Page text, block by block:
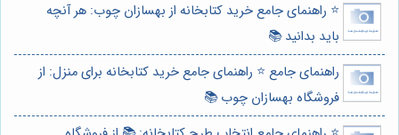
⭐️ راهنمای جامع خرید کتابخانه از بهسازان چوب: هر آنچه
باید بدانید 📚
راهنمای جامع ⭐️ راهنمای جامع خرید کتابخانه برای منزل: از
فروشگاه بهسازان چوب 📚